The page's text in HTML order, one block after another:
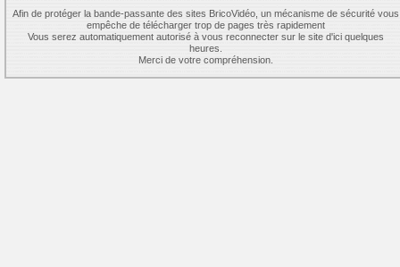
Afin de protéger la bande-passante des sites BricoVidéo, un mécanisme de sécurité vous
empêche de télécharger trop de pages très rapidement
Vous serez automatiquement autorisé à vous reconnecter sur le site d'ici quelques
heures.
Merci de votre compréhension.